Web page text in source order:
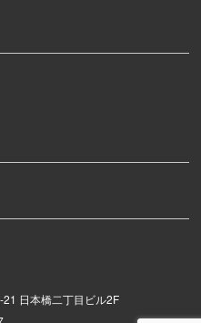
日本橋二丁目ビル2F